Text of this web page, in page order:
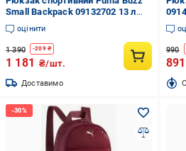
Small Backpack 09132702 13 л
рожевий
оцінити
1 390 -209₴
1 181 ₴/шт.
Доставимо
990
891